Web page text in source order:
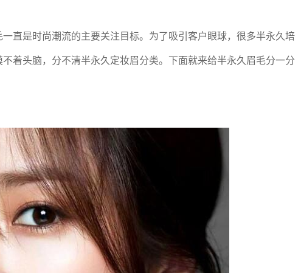
直是时尚潮流的主要关注目标。为了吸引客户眼球，很多半永久培
着头脑，分不清半永久定妆眉分类。下面就来给半永久眉毛分一分